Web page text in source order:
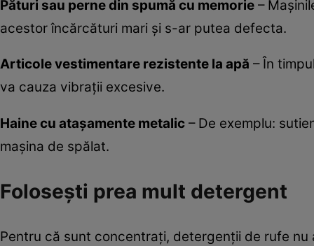
Pături sau perne din spumă cu memorie –
acestor încărcături mari și s-ar putea defecta.
Articole vestimentare rezistente la apă – În
va cauza vibrații excesive.
Haine cu atașamente metalic – De exemplu:
mașina de spălat.
Foloseşti prea mult detergent
Pentru că sunt concentraţi, detergenţii de rufe